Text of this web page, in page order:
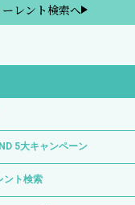
レント検索へ
5大キャンペーン
ント検索